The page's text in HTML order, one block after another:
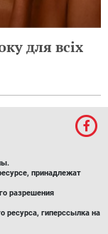
для всіх
принадлежат
разрешения
ресурса, гиперссылка на